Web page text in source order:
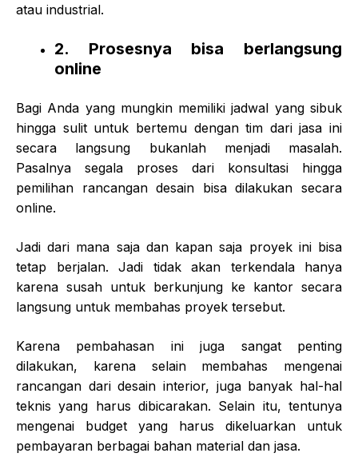
atau industrial.
2. Prosesnya bisa berlangsung
online
Bagi Anda yang mungkin memiliki jadwal yang sibuk
hingga sulit untuk bertemu dengan tim dari jasa ini
secara langsung bukanlah menjadi masalah.
Pasalnya segala proses dari konsultasi hingga
pemilihan rancangan desain bisa dilakukan secara
online.
Jadi dari mana saja dan kapan saja proyek ini bisa
tetap berjalan. Jadi tidak akan terkendala hanya
karena susah untuk berkunjung ke kantor secara
langsung untuk membahas proyek tersebut.
Karena pembahasan ini juga sangat penting
dilakukan, karena selain membahas mengenai
rancangan dari desain interior, juga banyak hal-hal
teknis yang harus dibicarakan. Selain itu, tentunya
mengenai budget yang harus dikeluarkan untuk
pembayaran berbagai bahan material dan jasa.